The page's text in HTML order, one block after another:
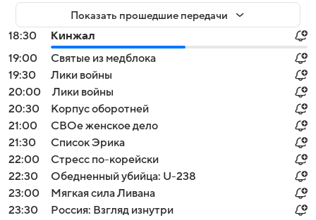
Показать прошедшие передачи
18:30
Кинжал
19:00
Святые из медблока
19:30
Лики войны
20:00
Лики войны
20:30
Корпус оборотней
21:00
СВОе женское дело
21:30
Список Эрика
22:00
Стресс по-корейски
22:30
Обедненный убийца: U-238
23:00
Мягкая сила Ливана
23:30
Россия: Взгляд изнутри